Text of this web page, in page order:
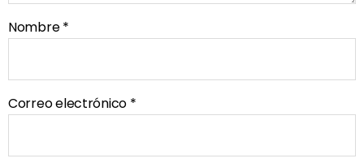
Nombre*
Correo electrónico *